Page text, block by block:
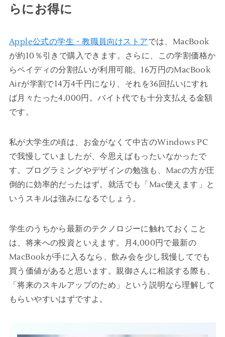
らにお得に
Apple公式の学生・教職員向けストアでは、MacBook
が約10％引きで購入できます。さらに、この学割価格か
らペイディの分割払いが利用可能。16万円のMacBook
Airが学割で14万4千円になり、それを36回払いにすれ
ば月々たった4,000円。バイト代でも十分支払える金額
です。
私が大学生の頃は、お金がなくて中古のWindows PC
で我慢していましたが、今思えばもったいなかったで
す。プログラミングやデザインの勉強も、Macの方が圧
倒的に効率的だったはず。就活でも「Mac使えます」と
いうスキルは強みになるでしょう。
学生のうちから最新のテクノロジーに触れておくこと
は、将来への投資といえます。月4,000円で最新の
MacBookが手に入るなら、飲み会を少し我慢してでも
買う価値があると思います。親御さんに相談する際も、
「将来のスキルアップのため」という説明なら理解して
もらいやすいはずですよ。